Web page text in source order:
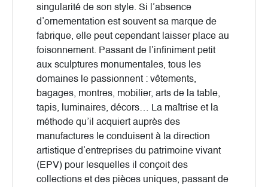
singularité de son style. Si l’absence
d’ornementation est souvent sa marque de
fabrique, elle peut cependant laisser place au
foisonnement. Passant de l’infiniment petit
aux sculptures monumentales, tous les
domaines le passionnent : vêtements,
bagages, montres, mobilier, arts de la table,
tapis, luminaires, décors… La maîtrise et la
méthode qu’il acquiert auprès des
manufactures le conduisent à la direction
artistique d’entreprises du patrimoine vivant
(EPV) pour lesquelles il conçoit des
collections et des pièces uniques, passant de